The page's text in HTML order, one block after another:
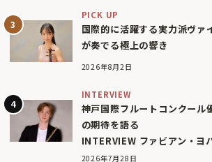
PICK UP
国際的に活躍する実力派ヴァ
が奏でる極上の響き
2026年8月2日
INTERVIEW
神戸国際フルートコンクール
の期待を語る
INTERVIEW ファビアン・ヨ
2026年7月28日